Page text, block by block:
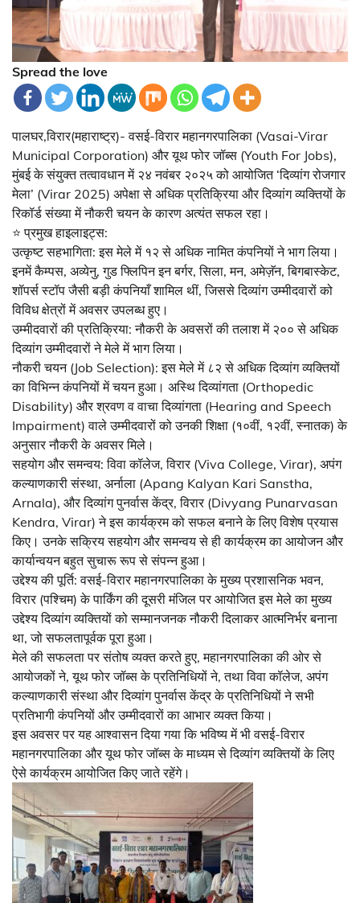
Spread the love
पालघर,विरार(महाराष्ट्र)- वसई-विरार महानगरपालिका (Vasai-Virar
Municipal Corporation) और यूथ फोर जॉब्स (Youth For Jobs),
मुंबई के संयुक्त तत्वावधान में २४ नवंबर २०२५ को आयोजित ‘दिव्यांग रोजगार
मेला’ (Virar 2025) अपेक्षा से अधिक प्रतिक्रिया और दिव्यांग व्यक्तियों के
रिकॉर्ड संख्या में नौकरी चयन के कारण अत्यंत सफल रहा।
⭐ प्रमुख हाइलाइट्स:
उत्कृष्ट सहभागिता: इस मेले में १२ से अधिक नामित कंपनियों ने भाग लिया।
इनमें कैम्पस, अव्येनु, गुड फ्लिपिन इन बर्गर, सिला, मन, अमेज़ॅन, बिगबास्केट,
शॉपर्स स्टॉप जैसी बड़ी कंपनियाँ शामिल थीं, जिससे दिव्यांग उम्मीदवारों को
विविध क्षेत्रों में अवसर उपलब्ध हुए।
उम्मीदवारों की प्रतिक्रिया: नौकरी के अवसरों की तलाश में २०० से अधिक
दिव्यांग उम्मीदवारों ने मेले में भाग लिया।
नौकरी चयन (Job Selection): इस मेले में ८२ से अधिक दिव्यांग व्यक्तियों
का विभिन्न कंपनियों में चयन हुआ। अस्थि दिव्यांगता (Orthopedic
Disability) और श्रवण व वाचा दिव्यांगता (Hearing and Speech
Impairment) वाले उम्मीदवारों को उनकी शिक्षा (१०वीं, १२वीं, स्नातक) के
अनुसार नौकरी के अवसर मिले।
सहयोग और समन्वय: विवा कॉलेज, विरार (Viva College, Virar), अपंग
कल्याणकारी संस्था, अर्नाला (Apang Kalyan Kari Sanstha,
Arnala), और दिव्यांग पुनर्वास केंद्र, विरार (Divyang Punarvasan
Kendra, Virar) ने इस कार्यक्रम को सफल बनाने के लिए विशेष प्रयास
किए। उनके सक्रिय सहयोग और समन्वय से ही कार्यक्रम का आयोजन और
कार्यान्वयन बहुत सुचारू रूप से संपन्न हुआ।
उद्देश्य की पूर्ति: वसई-विरार महानगरपालिका के मुख्य प्रशासनिक भवन,
विरार (पश्चिम) के पार्किंग की दूसरी मंजिल पर आयोजित इस मेले का मुख्य
उद्देश्य दिव्यांग व्यक्तियों को सम्मानजनक नौकरी दिलाकर आत्मनिर्भर बनाना
था, जो सफलतापूर्वक पूरा हुआ।
मेले की सफलता पर संतोष व्यक्त करते हुए, महानगरपालिका की ओर से
आयोजकों ने, यूथ फोर जॉब्स के प्रतिनिधियों ने, तथा विवा कॉलेज, अपंग
कल्याणकारी संस्था और दिव्यांग पुनर्वास केंद्र के प्रतिनिधियों ने सभी
प्रतिभागी कंपनियों और उम्मीदवारों का आभार व्यक्त किया।
इस अवसर पर यह आश्वासन दिया गया कि भविष्य में भी वसई-विरार
महानगरपालिका और यूथ फोर जॉब्स के माध्यम से दिव्यांग व्यक्तियों के लिए
ऐसे कार्यक्रम आयोजित किए जाते रहेंगे।